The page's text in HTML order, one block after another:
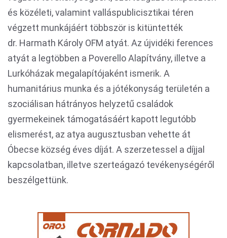
és közéleti, valamint valláspublicisztikai téren
végzett munkájáért többször is kitüntették
dr. Harmath Károly OFM atyát. Az újvidéki ferences
atyát a legtöbben a Poverello Alapítvány, illetve a
Lurkóházak megalapítójaként ismerik. A
humanitárius munka és a jótékonyság területén a
szociálisan hátrányos helyzetű családok
gyermekeinek támogatásáért kapott legutóbb
elismerést, az atya augusztusban vehette át
Óbecse község éves díját. A szerzetessel a díjjal
kapcsolatban, illetve szerteágazó tevékenységéről
beszélgettünk.